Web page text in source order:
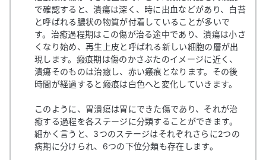
で確認すると、潰瘍は深く、時に出血などがあり、白苔
と呼ばれる膿状の物質が付着していることが多いで
す。治癒過程期はこの傷が治る途中であり、潰瘍は小さ
くなり始め、再生上皮と呼ばれる新しい細胞の層が出
現します。瘢痕期は傷のかさぶたのイメージに近く、
潰瘍そのものは治癒し、赤い瘢痕となります。その後
時間が経過すると瘢痕は白色へと変化していきます。
このように、胃潰瘍は胃にできた傷であり、それが治
癒する過程を各ステージに分類することができます。
細かく言うと、3つのステージはそれぞれさらに2つの
病期に分けられ、6つの下位分類も存在します。